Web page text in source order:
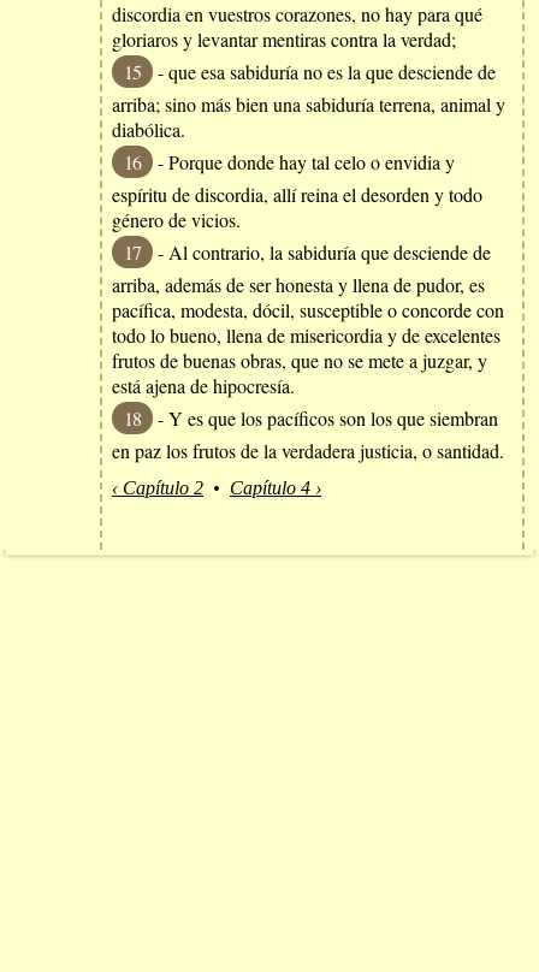
discordia en vuestros corazones, no hay para qué
gloriaros y levantar mentiras contra la verdad;
15
- que esa sabiduría no es la que desciende de
arriba; sino más bien una sabiduría terrena, animal y
diabólica.
16
- Porque donde hay tal celo o envidia y
espíritu de discordia, allí reina el desorden y todo
género de vicios.
17
- Al contrario, la sabiduría que desciende de
arriba, además de ser honesta y llena de pudor, es
pacífica, modesta, dócil, susceptible o concorde con
todo lo bueno, llena de misericordia y de excelentes
frutos de buenas obras, que no se mete a juzgar, y
está ajena de hipocresía.
18
- Y es que los pacíficos son los que siembran
en paz los frutos de la verdadera justicia, o santidad.
‹ Capítulo 2 • Capítulo 4 ›